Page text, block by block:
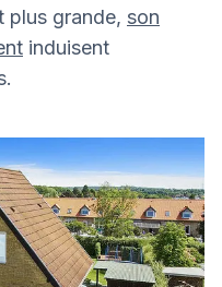
plus grande, son
induisent